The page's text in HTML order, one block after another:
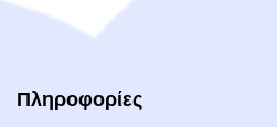
Πληροφορίες